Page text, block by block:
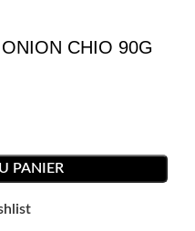
CHIO 90G
PANIER